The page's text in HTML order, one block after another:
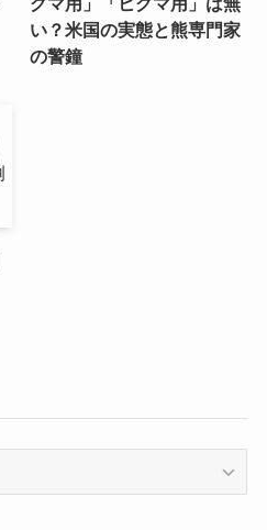
い？米国の実態と熊専門家
の警鐘